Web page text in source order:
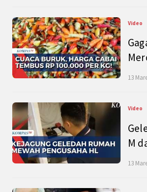
Video
13
Video
M
13